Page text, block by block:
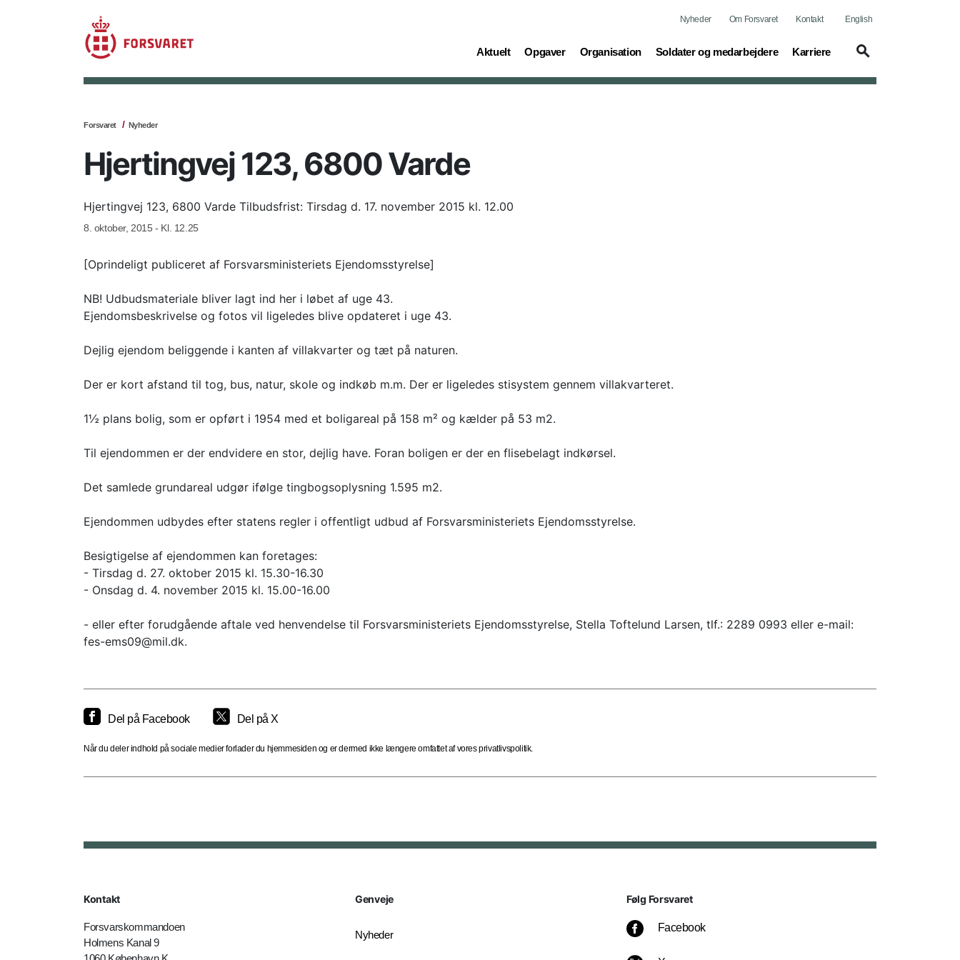
Nyheder Om Forsvaret Kontakt English
Aktuelt
(current) Opgaver
(current) Organisation
(current) Soldater og medarbejdere
(current) Karriere
(current)
Forsvaret Nyheder
Hjertingvej 123, 6800 Varde
Hjertingvej 123, 6800 Varde Tilbudsfrist: Tirsdag d. 17. november 2015 kl. 12.00
8. oktober, 2015 - Kl. 12.25
[Oprindeligt publiceret af Forsvarsministeriets Ejendomsstyrelse]
NB! Udbudsmateriale bliver lagt ind her i løbet af uge 43.
Ejendomsbeskrivelse og fotos vil ligeledes blive opdateret i uge 43.
Dejlig ejendom beliggende i kanten af villakvarter og tæt på naturen.
Der er kort afstand til tog, bus, natur, skole og indkøb m.m. Der er ligeledes stisystem gennem villakvarteret.
1½ plans bolig, som er opført i 1954 med et boligareal på 158 m² og kælder på 53 m2.
Til ejendommen er der endvidere en stor, dejlig have. Foran boligen er der en flisebelagt indkørsel.
Det samlede grundareal udgør ifølge tingbogsoplysning 1.595 m2.
Ejendommen udbydes efter statens regler i offentligt udbud af Forsvarsministeriets Ejendomsstyrelse.
Besigtigelse af ejendommen kan foretages:
- Tirsdag d. 27. oktober 2015 kl. 15.30-16.30
- Onsdag d. 4. november 2015 kl. 15.00-16.00
- eller efter forudgående aftale ved henvendelse til Forsvarsministeriets Ejendomsstyrelse, Stella Toftelund Larsen, tlf.: 2289 0993 eller e-mail:
fes-ems09@mil.dk.
Del på Facebook Del på X
Når du deler indhold på sociale medier forlader du hjemmesiden og er dermed ikke længere omfattet af vores privatlivspolitik.
Kontakt
Forsvarskommandoen
Holmens Kanal 9
Genveje
Nyheder
Følg Forsvaret
Facebook